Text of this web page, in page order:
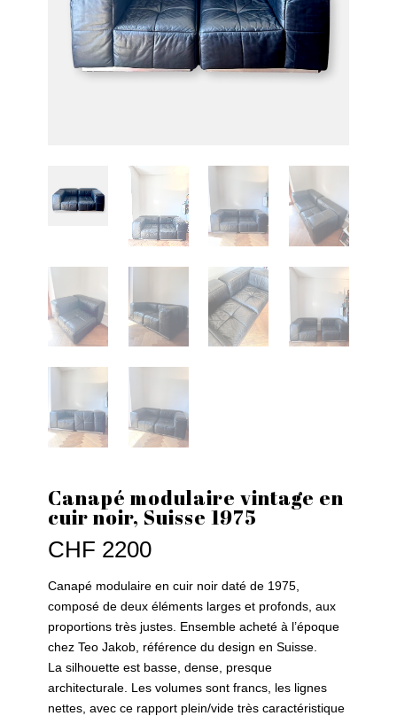
Canapé modulaire vintage en
cuir noir, Suisse 1975
CHF 2200
Canapé modulaire en cuir noir daté de 1975,
composé de deux éléments larges et profonds, aux
proportions très justes. Ensemble acheté à l’époque
chez Teo Jakob, référence du design en Suisse.
La silhouette est basse, dense, presque
architecturale. Les volumes sont francs, les lignes
nettes, avec ce rapport plein/vide très caractéristique